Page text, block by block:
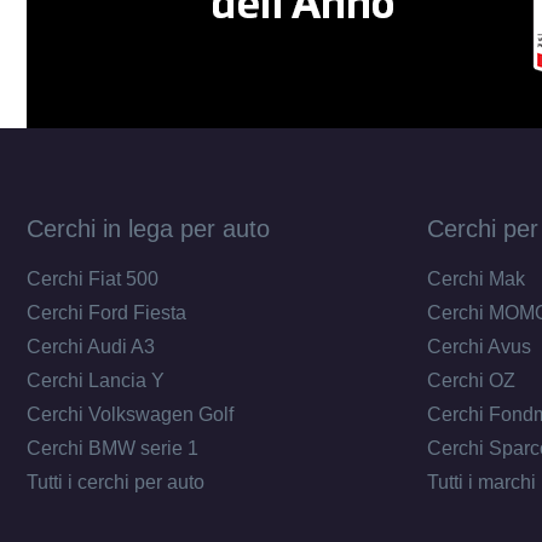
Cerchi in lega per auto
Cerchi Fiat 500
Cerchi Ford Fiesta
Cerchi Audi A3
Cerchi Lancia Y
Cerchi Volkswagen Golf
Cerchi BMW serie 1
Tutti i cerchi per auto
Cerchi
Cerchi Mak
Cerchi
Cerchi Avus
Cerchi OZ
Cerchi
Cerchi
Tutti i marchi